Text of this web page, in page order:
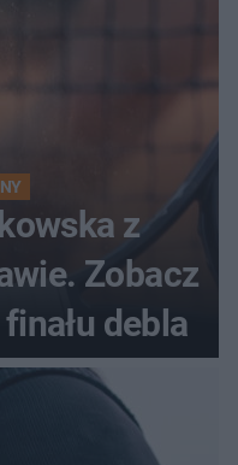
z
Zobacz
debla